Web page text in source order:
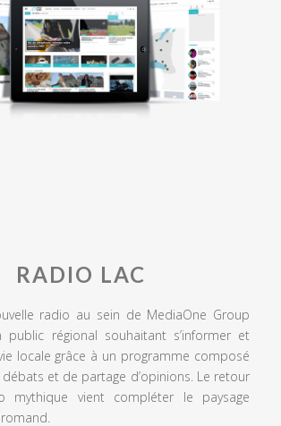
RADIO LAC
radio au sein de MediaOne Group
public régional souhaitant s’informer et
locale grâce à un programme composé
débats et de partage d’opinions. Le retour
mythique vient compléter le paysage